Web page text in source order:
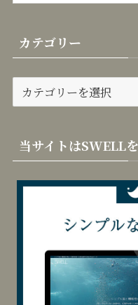
カテゴリー
テ
リ
ー
当サイトはSWELL